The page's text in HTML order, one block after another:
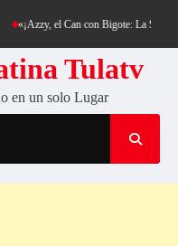
el Can con Bigote: La Sensación
Tulatv
en un solo Lugar